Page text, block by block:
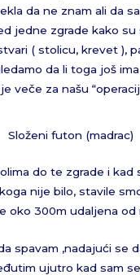
da ne znam ali da
jedne zgrade kako su
( stolicu, krevet ),
da li toga još
veče za našu
Složeni futon (madrac)
do te zgrade i kad
nije bilo, stavile
oko 300m udaljena od
spavam ,nadajući se
ujutro kad sam